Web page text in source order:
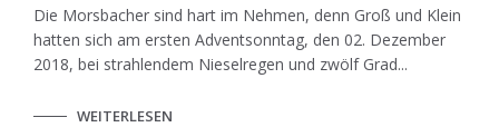
Die Morsbacher sind hart im Nehmen, denn Groß und Klein
hatten sich am ersten Adventsonntag, den 02. Dezember
2018, bei strahlendem Nieselregen und zwölf Grad...
WEITERLESEN